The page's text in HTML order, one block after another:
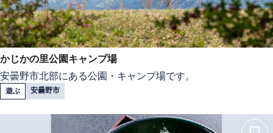
かじかの里公園キャンプ場
安曇野市北部にある公園・キャンプ場です。
遊ぶ 安曇野市